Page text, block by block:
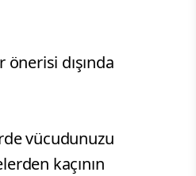
önerisi dışında
vücudunuzu
kaçının